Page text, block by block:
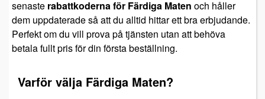
senaste rabattkoderna för Färdiga Maten och håller
dem uppdaterade så att du alltid hittar ett bra erbjudande.
Perfekt om du vill prova på tjänsten utan att behöva
betala fullt pris för din första beställning.
Varför välja Färdiga Maten?